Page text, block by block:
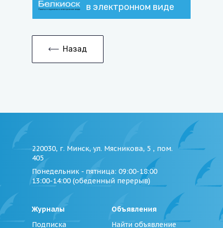
в электронном виде
Назад
220030, г. Минск, ул. Мясникова, 5 , пом.
405
Понедельник - пятница: 09:00-18:00
13:00-14:00 (обеденный перерыв)
Журналы
Подписка
Объявления
Найти объявление